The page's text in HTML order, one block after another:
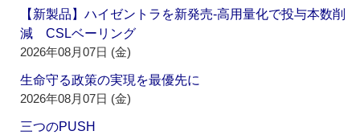
【新製品】ハイゼントラを新発売‐高用量化で投与本数削
減 CSLベーリング
2026年08月07日 (金)
生命守る政策の実現を最優先に
2026年08月07日 (金)
三つのPUSH